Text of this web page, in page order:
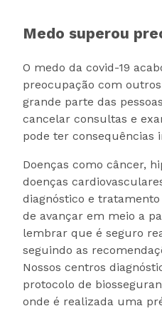
Medo superou
O medo da covid-19
preocupação com
grande parte das
cancelar consultas e
pode ter consequências
Doenças como câncer,
doenças
diagnóstico e
de avançar em meio a
lembrar que é seguro
seguindo as
Nossos centros
protocolo de
onde é realizada uma